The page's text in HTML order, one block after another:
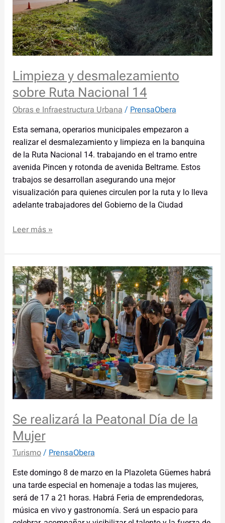
Limpieza y desmalezamiento
sobre Ruta Nacional 14
Obras e Infraestructura Urbana / PrensaObera
Esta semana, operarios municipales empezaron a
realizar el desmalezamiento y limpieza en la banquina
de la Ruta Nacional 14. trabajando en el tramo entre
avenida Pincen y rotonda de avenida Beltrame. Estos
trabajos se desarrollan asegurando una mejor
visualización para quienes circulen por la ruta y lo lleva
adelante trabajadores del Gobierno de la Ciudad
sobre
Ruta
Nacional
14
Leer más »
Se realizará la Peatonal Día de la
Mujer
Turismo/ PrensaObera
Este domingo 8 de marzo en la Plazoleta Güemes habrá
una tarde especial en homenaje a todas las mujeres,
será de 17 a 21 horas. Habrá Feria de emprendedoras,
música en vivo y gastronomía. Será un espacio para
Se
realizará
la
Peatonal
Día
de
la
Mujer